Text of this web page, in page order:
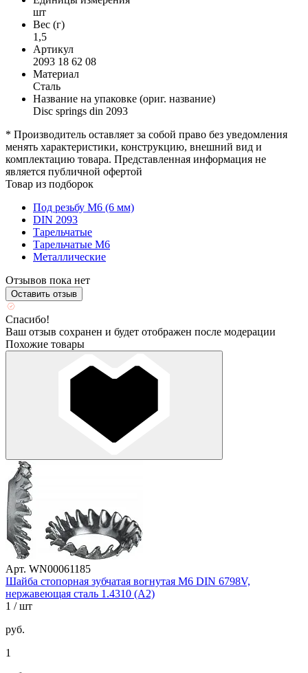
шт
Вес (г)
1,5
Артикул
2093 18 62 08
Материал
Сталь
Название на упаковке (ориг. название)
Disc springs din 2093
* Производитель оставляет за собой право без уведомления
менять характеристики, конструкцию, внешний вид и
комплектацию товара. Представленная информация не
является публичной офертой
Товар из подборок
Под резьбу М6 (6 мм)
DIN 2093
Тарельчатые
Тарельчатые М6
Металлические
Отзывов пока нет
Оставить отзыв
Спасибо!
Ваш отзыв сохранен и будет отображен после модерации
Похожие товары
Арт. WN00061185
Шайба стопорная зубчатая вогнутая М6 DIN 6798V,
нержавеющая сталь 1.4310 (А2)
1 / шт
руб.
1